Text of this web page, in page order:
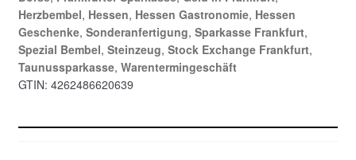
Herzbembel, Hessen, Hessen Gastronomie, Hessen
Geschenke, Sonderanfertigung, Sparkasse Frankfurt,
Spezial Bembel, Steinzeug, Stock Exchange Frankfurt,
Taunussparkasse, Warentermingeschäft
GTIN: 4262486620639